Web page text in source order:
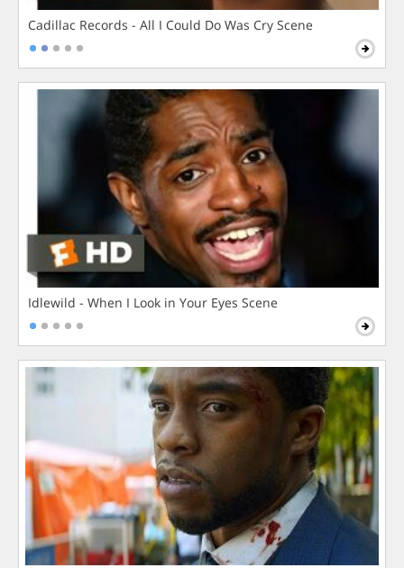
Cadillac Records - All I Could Do Was Cry Scene
Idlewild - When I Look in Your Eyes Scene